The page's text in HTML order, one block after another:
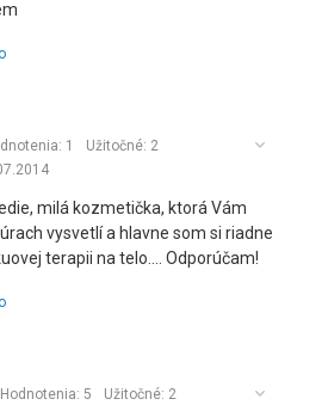
1 Užitočné: 2
milá kozmetička, ktorá Vám
vysvetlí a hlavne som si riadne
terapii na telo.... Odporúčam!
Hodnotenia: 5 Užitočné: 2